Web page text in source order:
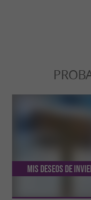
Mis deseos de